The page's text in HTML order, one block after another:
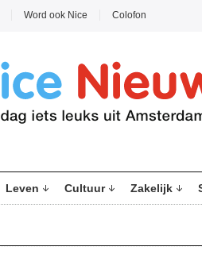
Word ook Nice Colofon
Leven Cultuur Zakelijk